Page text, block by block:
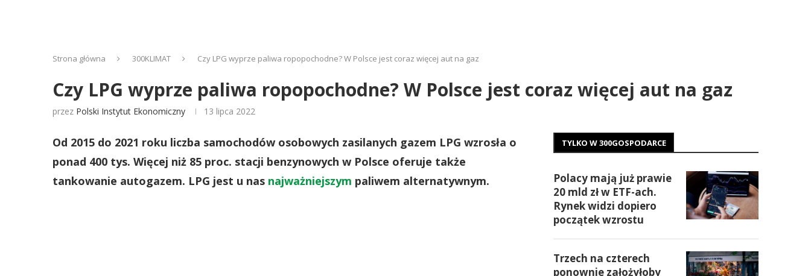
Strona główna 300KLIMAT Czy LPG wyprze paliwa ropopochodne? W Polsce jest coraz więcej aut na gaz
Czy LPG wyprze paliwa ropopochodne? W Polsce jest coraz więcej aut na gaz
przez Polski Instytut Ekonomiczny 13 lipca 2022
Od 2015 do 2021 roku liczba samochodów osobowych zasilanych gazem LPG wzrosła o
ponad 400 tys. Więcej niż 85 proc. stacji benzynowych w Polsce oferuje także
tankowanie autogazem. LPG jest u nas najważniejszym paliwem alternatywnym.
TYLKO W 300GOSPODARCE
Polacy mają już prawie
20 mld zł w ETF-ach.
Rynek widzi dopiero
początek wzrostu
Trzech na czterech
ponownie założyłoby